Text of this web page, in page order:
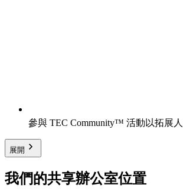
參與 TEC Community™ 活動以拓展
展開
我們的共享辦公室位置